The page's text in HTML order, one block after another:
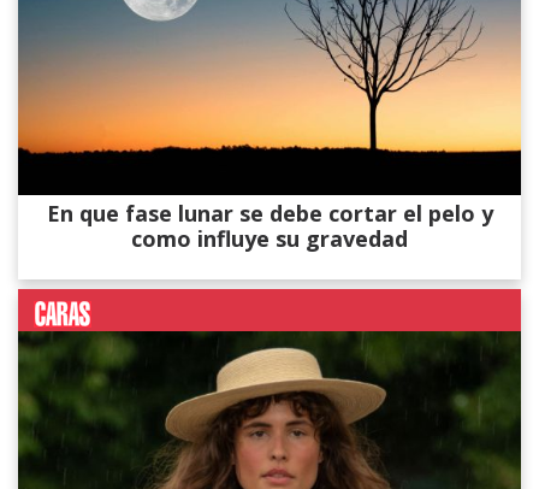
En que fase lunar se debe cortar el pelo y
como influye su gravedad